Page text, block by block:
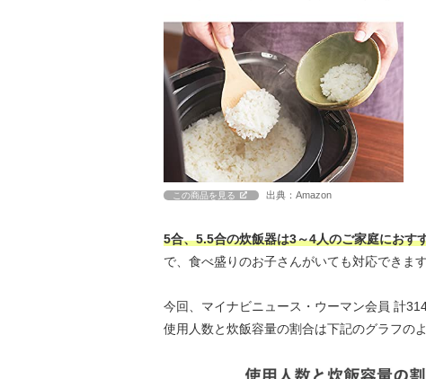
この商品を見る 出典：Amazon
5合、5.5合の炊飯器は3～4人のご家庭におす
で、食べ盛りのお子さんがいても対応できます
今回、マイナビニュース・ウーマン会員 計
使用人数と炊飯容量の割合は下記のグラフの